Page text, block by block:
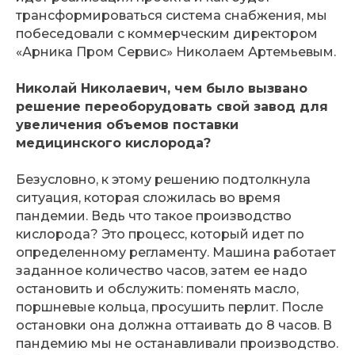
трансформироваться система снабжения, мы
побеседовали с коммерческим директором
«Арника Пром Сервис» Николаем Артемьевым.
Николай Николаевич, чем было вызвано
решение переоборудовать свой завод для
увеличения объемов поставки
медицинского кислорода?
Безусловно, к этому решению подтолкнула
ситуация, которая сложилась во время
пандемии. Ведь что такое производство
кислорода? Это процесс, который идет по
определенному регламенту. Машина работает
заданное количество часов, затем ее надо
остановить и обслужить: поменять масло,
поршневые кольца, просушить перлит. После
остановки она должна оттаивать до 8 часов. В
пандемию мы не останавливали производство.